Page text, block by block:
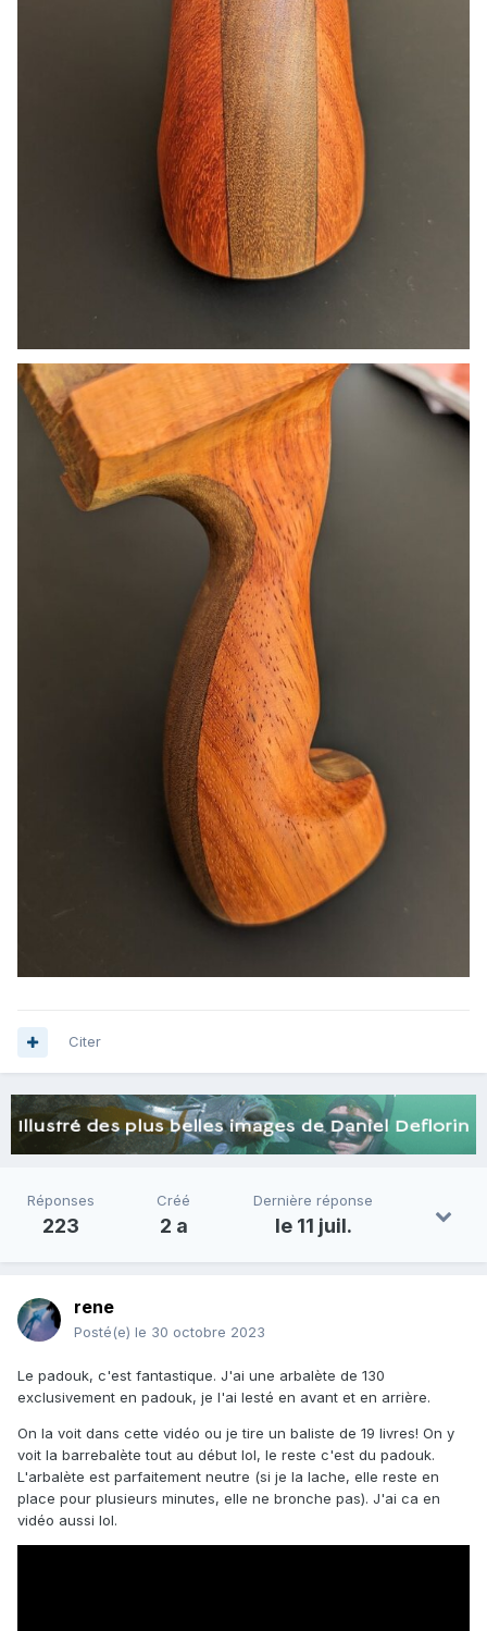
Citer
Réponses
223
Créé
2 a
Dernière réponse
le 11 juil.
rene
Posté(e) le 30 octobre 2023
Le padouk, c'est fantastique. J'ai une arbalète de 130
exclusivement en padouk, je l'ai lesté en avant et en arrière.
On la voit dans cette vidéo ou je tire un baliste de 19 livres! On y
voit la barrebalète tout au début lol, le reste c'est du padouk.
L'arbalète est parfaitement neutre (si je la lache, elle reste en
place pour plusieurs minutes, elle ne bronche pas). J'ai ca en
vidéo aussi lol.